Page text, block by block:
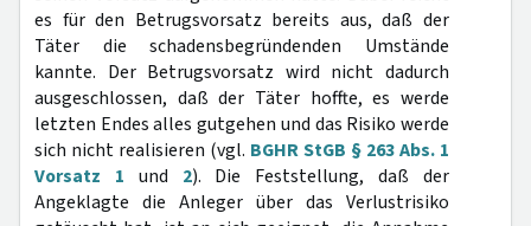
es für den Betrugsvorsatz bereits aus, daß der
Täter die schadensbegründenden Umstände
kannte. Der Betrugsvorsatz wird nicht dadurch
ausgeschlossen, daß der Täter hoffte, es werde
letzten Endes alles gutgehen und das Risiko werde
sich nicht realisieren (vgl. BGHR StGB § 263 Abs. 1
Vorsatz 1 und 2). Die Feststellung, daß der
Angeklagte die Anleger über das Verlustrisiko